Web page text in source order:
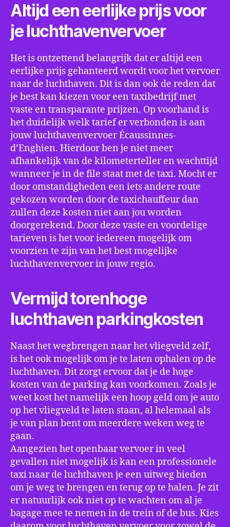
Altijd een eerlijke prijs voor
je luchthavenvervoer
Het is ontzettend belangrijk dat er altijd een
eerlijke prijs gehanteerd wordt voor het vervoer
naar de luchthaven. Dit is dan ook de reden dat
je best kan kiezen voor een taxibedrijf met
vaste en transparante prijzen. Op voorhand is
het duidelijk welk tarief er verbonden is aan
jouw luchthavenvervoer Écaussinnes-
d’Enghien. Hierdoor ben je niet meer
afhankelijk van de kilometerteller en wachttijd
wanneer je in de file staat met de taxi. Mocht er
door omstandigheden een iets andere route
gekozen worden door de taxichauffeur dan
zullen deze kosten niet aan jou worden
doorgerekend. Door deze vaste en voordelige
tarieven is het voor iedereen mogelijk om
voorzien te zijn van het best mogelijke
luchthavenvervoer in jouw regio.
Vermijd torenhoge
luchthaven parkingkosten
Naast het wegbrengen naar het vliegveld zelf,
is het ook mogelijk om je te laten ophalen op de
luchthaven. Dit zorgt ervoor dat je de hoge
kosten van de parking kan voorkomen. Zoals je
weet kost het namelijk een hoop geld om je auto
op het vliegveld te laten staan, al helemaal als
je van plan bent om meerdere weken weg te
gaan.
Aangezien het openbaar vervoer in veel
gevallen niet mogelijk is kan een professionele
taxi naar de luchthaven je een uitweg bieden
om je weg te brengen en terug op te halen. Je zit
er natuurlijk ook niet op te wachten om al je
bagage mee te nemen in de trein of de bus. Kies